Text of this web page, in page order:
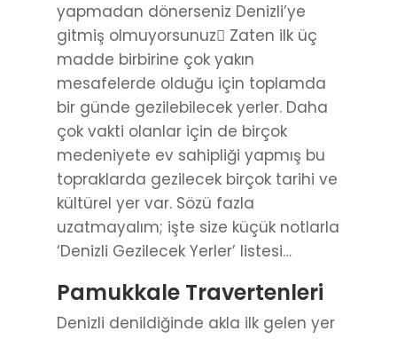
yapmadan dönerseniz Denizli’ye
gitmiş olmuyorsunuz Zaten ilk üç
madde birbirine çok yakın
mesafelerde olduğu için toplamda
bir günde gezilebilecek yerler. Daha
çok vakti olanlar için de birçok
medeniyete ev sahipliği yapmış bu
topraklarda gezilecek birçok tarihi ve
kültürel yer var. Sözü fazla
uzatmayalım; işte size küçük notlarla
‘Denizli Gezilecek Yerler’ listesi…
Pamukkale Travertenleri
Denizli denildiğinde akla ilk gelen yer